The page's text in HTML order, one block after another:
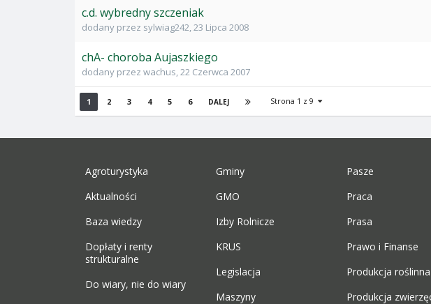
c.d. wybredny szczeniak
dodany przez sylwiag242,23 Lipca 2008
chA- choroba Aujaszkiego
dodany przez wachus,22 Czerwca 2007
1 2 3 4 5 6 DALEJ Strona 1 z 9
Agroturystyka
Aktualności
Baza wiedzy
Dopłaty i renty
strukturalne
Do wiary, nie do wiary
Gminy
GMO
Izby Rolnicze
KRUS
Legislacja
Maszyny
Pasze
Praca
Prasa
Prawo i Finanse
Produkcja roślinna
Produkcja